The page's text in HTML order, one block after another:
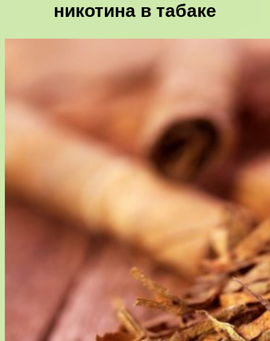
никотина в табаке